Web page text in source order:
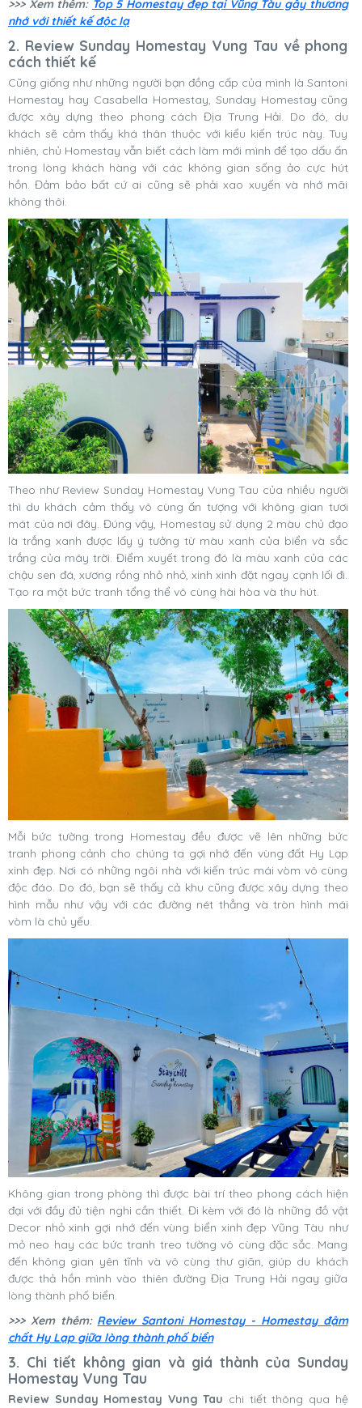
>>> Xem thêm: Top 5 Homestay đẹp tại Vũng Tàu gây thương
nhớ với thiết kế độc lạ
2. Review Sunday Homestay Vung Tau về phong
cách thiết kế
Cũng giống như những người bạn đồng cấp của mình là Santoni
Homestay hay Casabella Homestay, Sunday Homestay cũng
được xây dựng theo phong cách Địa Trung Hải. Do đó, du
khách sẽ cảm thấy khá thân thuộc với kiểu kiến trúc này. Tuy
nhiên, chủ Homestay vẫn biết cách làm mới mình để tạo dấu ấn
trong lòng khách hàng với các không gian sống ảo cực hút
hồn. Đảm bảo bất cứ ai cũng sẽ phải xao xuyến và nhớ mãi
không thôi.
Theo như Review Sunday Homestay Vung Tau của nhiều người
thì du khách cảm thấy vô cùng ấn tượng với không gian tươi
mát của nơi đây. Đúng vậy, Homestay sử dụng 2 màu chủ đạo
là trắng xanh được lấy ý tưởng từ màu xanh của biển và sắc
trắng của mây trời. Điểm xuyết trong đó là màu xanh của các
chậu sen đá, xương rồng nhỏ nhỏ, xinh xinh đặt ngay cạnh lối đi.
Tạo ra một bức tranh tổng thể vô cùng hài hòa và thu hút.
Mỗi bức tường trong Homestay đều được vẽ lên những bức
tranh phong cảnh cho chúng ta gợi nhớ đến vùng đất Hy Lạp
xinh đẹp. Nơi có những ngôi nhà với kiến trúc mái vòm vô cùng
độc đáo. Do đó, bạn sẽ thấy cả khu cũng được xây dựng theo
hình mẫu như vậy với các đường nét thẳng và tròn hình mái
vòm là chủ yếu.
Không gian trong phòng thì được bài trí theo phong cách hiện
đại với đầy đủ tiện nghi cần thiết. Đi kèm với đó là những đồ vật
Decor nhỏ xinh gợi nhớ đến vùng biển xinh đẹp Vũng Tàu như
mỏ neo hay các bức tranh treo tường vô cùng đặc sắc. Mang
đến không gian yên tĩnh và vô cùng thư giãn, giúp du khách
được thả hồn mình vào thiên đường Địa Trung Hải ngay giữa
lòng thành phố biển.
>>> Xem thêm: Review Santoni Homestay - Homestay đậm
chất Hy Lạp giữa lòng thành phố biển
3. Chi tiết không gian và giá thành của Sunday
Homestay Vung Tau
Review Sunday Homestay Vung Tau chi tiết thông qua hệ